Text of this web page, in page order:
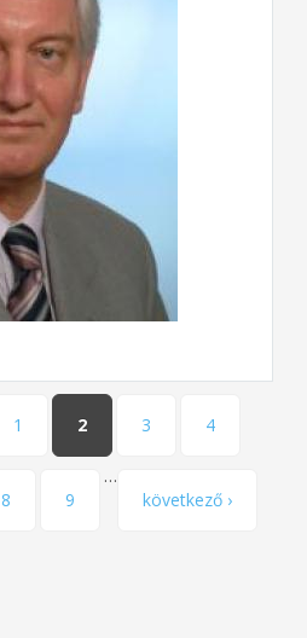
1 2 3 4
8 9
…
következő ›